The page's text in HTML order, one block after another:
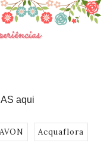
aqui
AVON Acquaflora